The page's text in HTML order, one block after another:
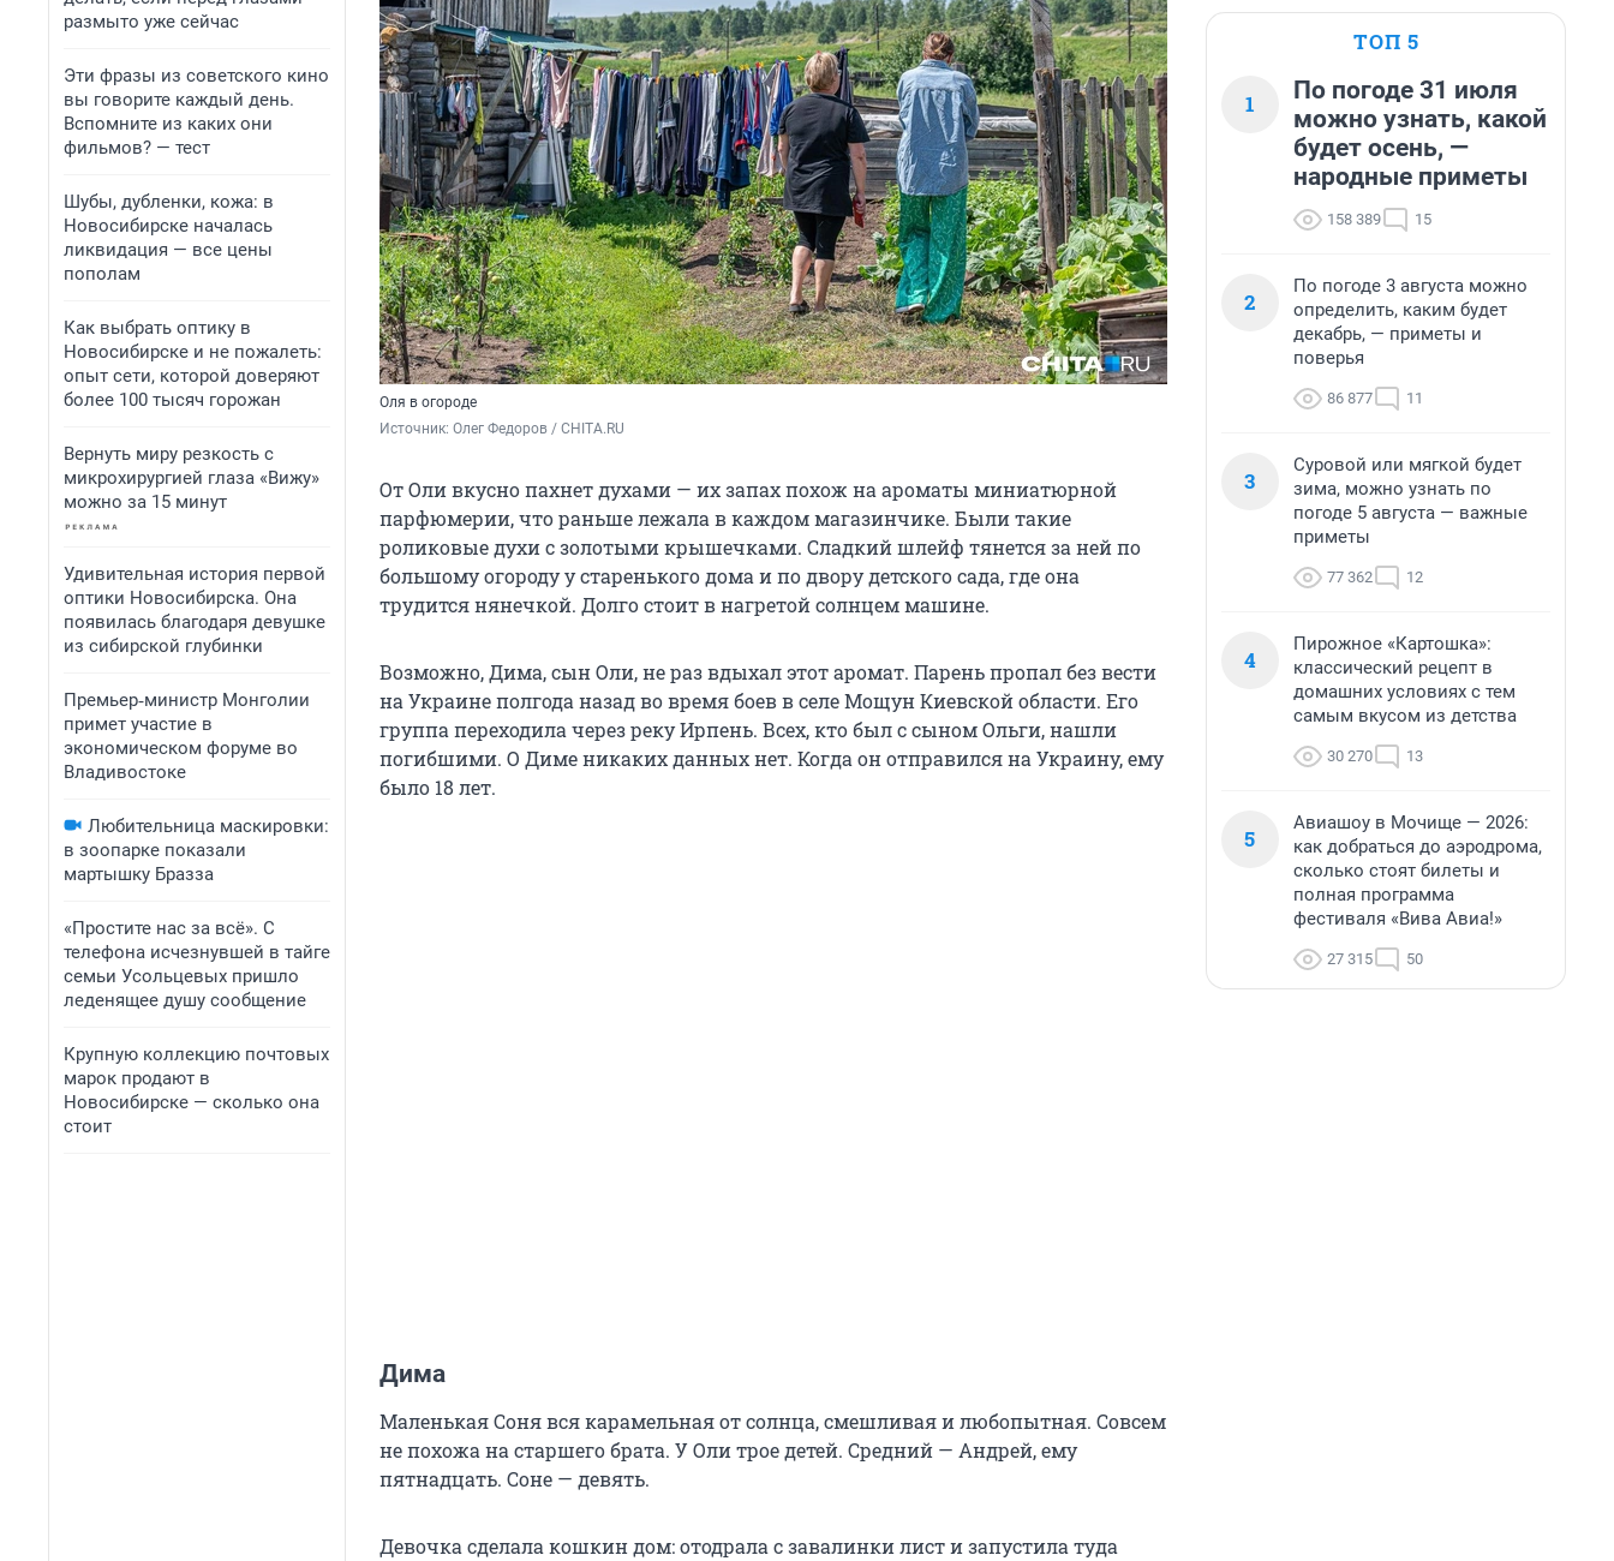
размыто уже сейчас
Эти фразы из советского кино
вы говорите каждый день.
Вспомните из каких они
фильмов? — тест
Шубы, дубленки, кожа: в
Новосибирске началась
ликвидация — все цены
пополам
Как выбрать оптику в
Новосибирске и не пожалеть:
опыт сети, которой доверяют
более 100 тысяч горожан
Вернуть миру резкость с
микрохирургией глаза «Вижу»
можно за 15 минут
Удивительная история первой
оптики Новосибирска. Она
появилась благодаря девушке
из сибирской глубинки
Премьер‑министр Монголии
примет участие в
экономическом форуме во
Владивостоке
Любительница маскировки:
в зоопарке показали
мартышку Бразза
«Простите нас за всё». С
телефона исчезнувшей в тайге
семьи Усольцевых пришло
леденящее душу сообщение
Крупную коллекцию почтовых
марок продают в
Новосибирске — сколько она
стоит
Оля в огороде
Источник: Олег Федоров / CHITA.RU
От Оли вкусно пахнет духами — их запах похож на ароматы миниатюрной
парфюмерии, что раньше лежала в каждом магазинчике. Были такие
роликовые духи с золотыми крышечками. Сладкий шлейф тянется за ней по
большому огороду у старенького дома и по двору детского сада, где она
трудится нянечкой. Долго стоит в нагретой солнцем машине.
Возможно, Дима, сын Оли, не раз вдыхал этот аромат. Парень пропал без вести
на Украине полгода назад во время боев в селе Мощун Киевской области. Его
группа переходила через реку Ирпень. Всех, кто был с сыном Ольги, нашли
погибшими. О Диме никаких данных нет. Когда он отправился на Украину, ему
было 18 лет.
Дима
Маленькая Соня вся карамельная от солнца, смешливая и любопытная. Совсем
не похожа на старшего брата. У Оли трое детей. Средний — Андрей, ему
пятнадцать. Соне — девять.
Девочка сделала кошкин дом: отодрала с завалинки лист и запустила туда
ТОП 5
1
По погоде 31 июля
можно узнать, какой
будет осень, —
народные приметы
158 389 15
2
По погоде 3 августа можно
определить, каким будет
декабрь, — приметы и
поверья
86 877 11
3
Суровой или мягкой будет
зима, можно узнать по
погоде 5 августа — важные
приметы
77 362 12
4
Пирожное «Картошка»:
классический рецепт в
домашних условиях с тем
самым вкусом из детства
30 270 13
5
Авиашоу в Мочище — 2026:
как добраться до аэродрома,
сколько стоят билеты и
полная программа
фестиваля «Вива Авиа!»
27 315 50